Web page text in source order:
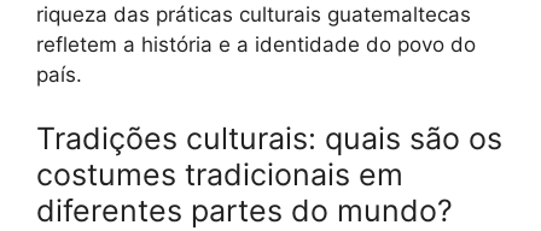
riqueza das práticas culturais guatemaltecas
refletem a história e a identidade do povo do
país.
Tradições culturais: quais são os
costumes tradicionais em
diferentes partes do mundo?